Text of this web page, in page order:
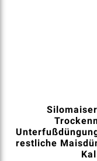
restliche
Kal